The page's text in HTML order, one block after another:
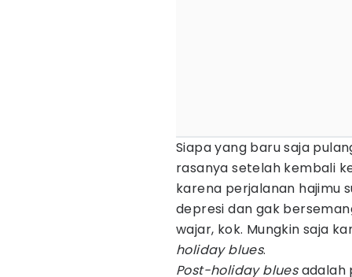
Siapa yang baru saja
rasanya setelah kembali
karena perjalanan hajimu
depresi dan gak
wajar, kok. Mungkin saja
holiday blues.
Post-holiday bluesadalah